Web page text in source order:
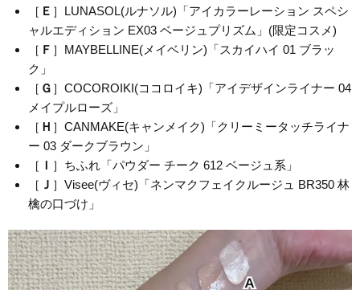
［ Ｅ ］LUNASOL(ルナソル)「アイカラーレーション スペシ
ャルエディション EX03 ベージュプリズム」(限定コスメ)
［ Ｆ ］MAYBELLINE(メイベリン)「スカイハイ 01 ブラッ
ク」
［ Ｇ ］COCOROIKI(ココロイキ)「アイデザインライナー 04
メイプルローズ」
［ Ｈ ］CANMAKE(キャンメイク)「クリーミータッチライナ
ー 03 ダークブラウン」
［ Ｉ ］ちふれ「パウダー チーク 612 ベージュ系」
［ Ｊ ］Visee(ヴィセ)「ネンマクフェイクルージュ BR350 林
檎の口づけ」